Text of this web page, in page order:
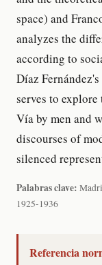
space) and
analyzes the
according to
Díaz
serves to
Vía by men and
discourses of
silenced
Palabras clave:
1925-1936
Referencia